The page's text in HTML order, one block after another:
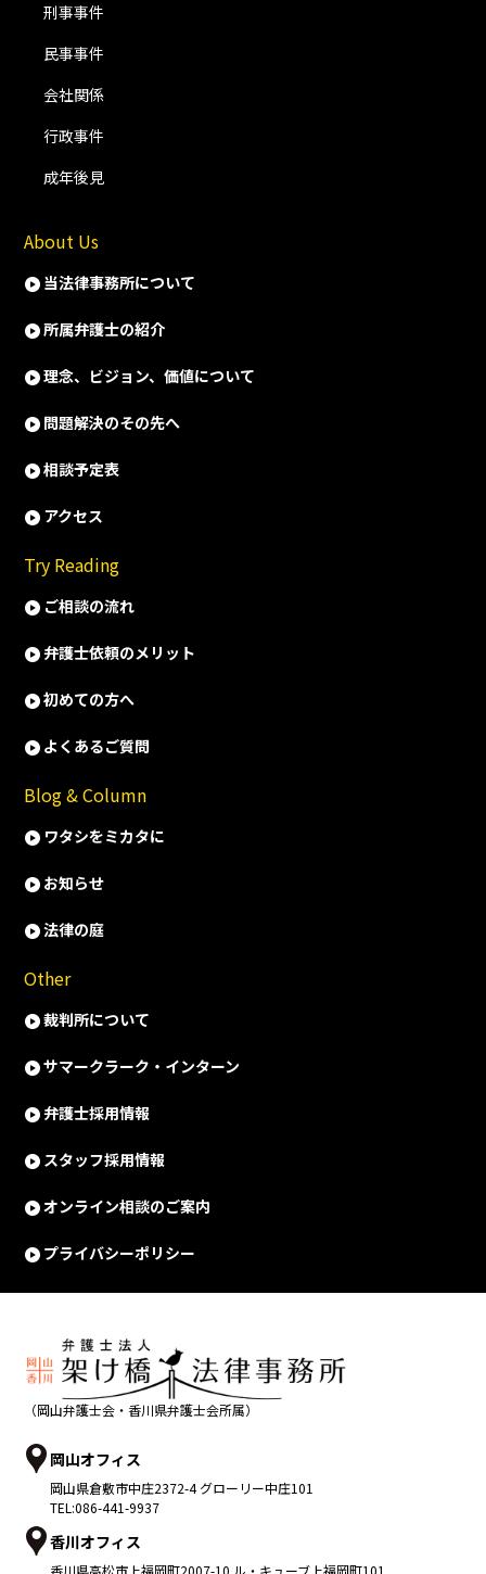
刑事事件
民事事件
会社関係
行政事件
成年後見
About Us
当法律事務所について
所属弁護士の紹介
理念、ビジョン、価値について
問題解決のその先へ
相談予定表
アクセス
Try Reading
ご相談の流れ
弁護士依頼のメリット
初めての方へ
よくあるご質問
Blog & Column
ワタシをミカタに
お知らせ
法律の庭
Other
裁判所について
サマークラーク・インターン
弁護士採用情報
スタッフ採用情報
オンライン相談のご案内
プライバシーポリシー
（岡山弁護士会・香川県弁護士会所属）
岡山オフィス
岡山県倉敷市中庄2372-4 グローリー中庄101
TEL:086-441-9937
香川オフィス
香川県高松市 上福岡町2007-10 ル・キューブ上福岡町101